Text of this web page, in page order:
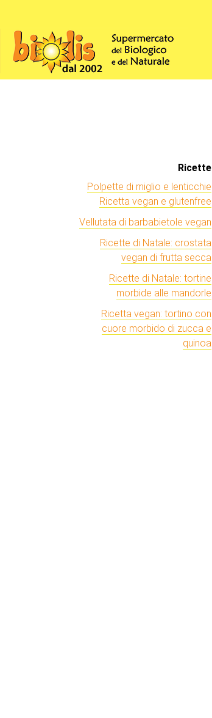
Ricette
Polpette di miglio e lenticchie
Ricetta vegan e glutenfree
Vellutata di barbabietole vegan
Ricette di Natale: crostata
vegan di frutta secca
Ricette di Natale: tortine
morbide alle mandorle
Ricetta vegan: tortino con
cuore morbido di zucca e
quinoa